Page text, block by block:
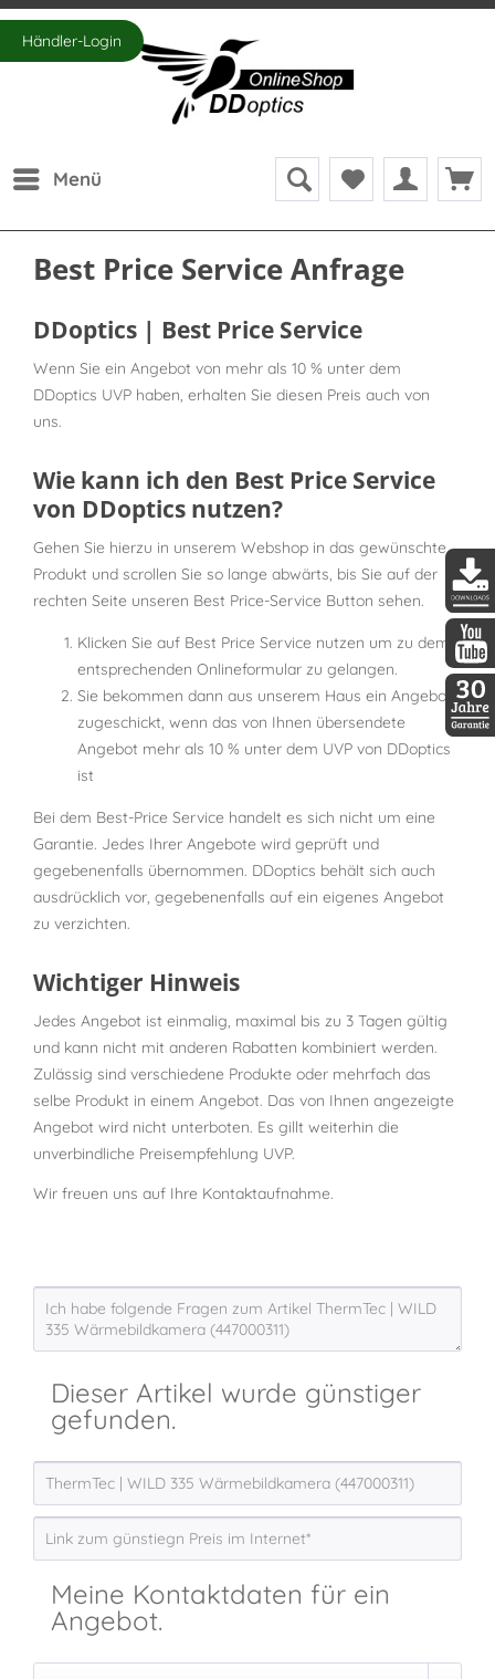
Händler-Login
Menü
Best Price Service Anfrage
DDoptics | Best Price Service
Wenn Sie ein Angebot von mehr als 10 % unter dem
DDoptics UVP haben, erhalten Sie diesen Preis auch von
uns.
Wie kann ich den Best Price Service
von DDoptics nutzen?
Gehen Sie hierzu in unserem Webshop in das gewünschte
Produkt und scrollen Sie so lange abwärts, bis Sie auf der
rechten Seite unseren Best Price-Service Button sehen.
Klicken Sie auf Best Price Service nutzen um zu dem
entsprechenden Onlineformular zu gelangen.
Sie bekommen dann aus unserem Haus ein Angebot
zugeschickt, wenn das von Ihnen übersendete
Angebot mehr als 10 % unter dem UVP von DDoptics
ist
Bei dem Best-Price Service handelt es sich nicht um eine
Garantie. Jedes Ihrer Angebote wird geprüft und
gegebenenfalls übernommen. DDoptics behält sich auch
ausdrücklich vor, gegebenenfalls auf ein eigenes Angebot
zu verzichten.
Wichtiger Hinweis
Jedes Angebot ist einmalig, maximal bis zu 3 Tagen gültig
und kann nicht mit anderen Rabatten kombiniert werden.
Zulässig sind verschiedene Produkte oder mehrfach das
selbe Produkt in einem Angebot. Das von Ihnen angezeigte
Angebot wird nicht unterboten. Es gillt weiterhin die
unverbindliche Preisempfehlung UVP.
Wir freuen uns auf Ihre Kontaktaufnahme.
Dieser Artikel wurde günstiger
gefunden.
Meine Kontaktdaten für ein
Angebot.
30